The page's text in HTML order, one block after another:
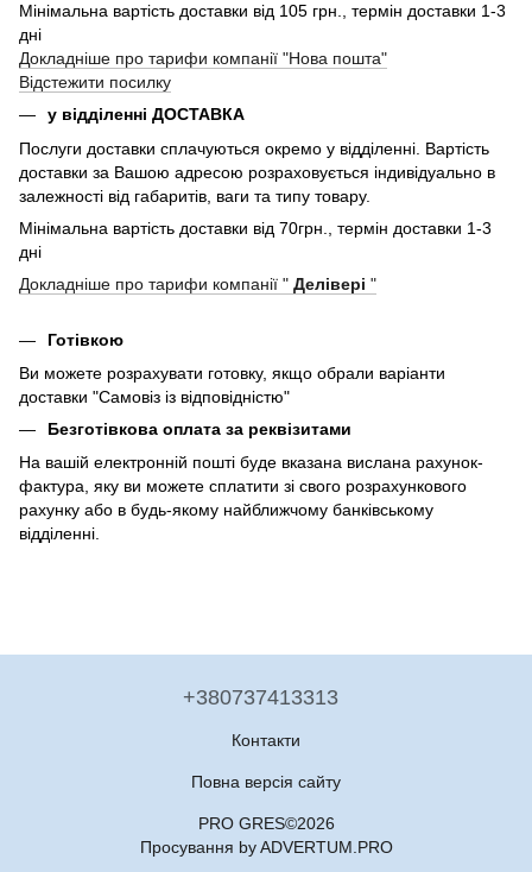
Мінімальна вартість доставки від 105 грн., термін доставки 1-3
дні
Докладніше про тарифи компанії "Нова пошта"
Відстежити посилку
у відділенні ДОСТАВКА
Послуги доставки сплачуються окремо у відділенні. Вартість
доставки за Вашою адресою розраховується індивідуально в
залежності від габаритів, ваги та типу товару.
Мінімальна вартість доставки від 70грн., термін доставки 1-3
дні
Докладніше про тарифи компанії " Делівері "
Готівкою
Ви можете розрахувати готовку, якщо обрали варіанти
доставки "Самовіз із відповідністю"
Безготівкова оплата за реквізитами
На вашій електронній пошті буде вказана вислана рахунок-
фактура, яку ви можете сплатити зі свого розрахункового
рахунку або в будь-якому найближчому банківському
відділенні.
+380737413313
Контакти
Повна версія сайту
PRO GRES©2026
Просування by ADVERTUM.PRO